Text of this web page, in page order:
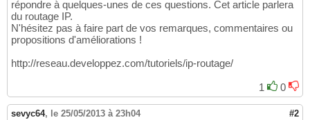
répondre à quelques-unes de ces questions. Cet article parlera
du routage IP.
N'hésitez pas à faire part de vos remarques, commentaires ou
propositions d'améliorations !
http://reseau.developpez.com/tutoriels/ip-routage/
1 0
sevyc64, le 25/05/2013 à 23h04 #2